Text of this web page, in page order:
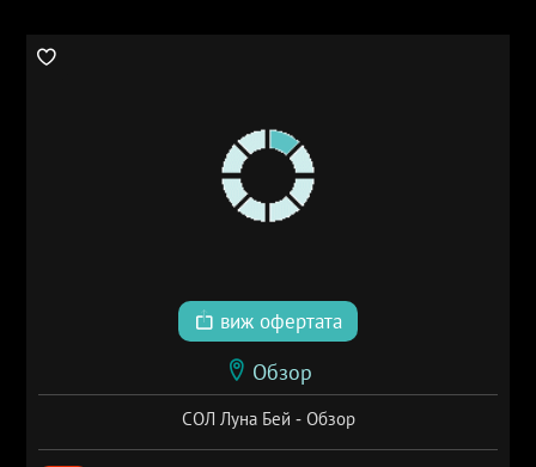
виж офертата
Обзор
СОЛ Луна Бей - Обзор